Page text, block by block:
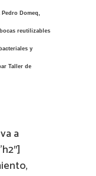
Pedro Domeq,
reutilizables
y
Taller de
a